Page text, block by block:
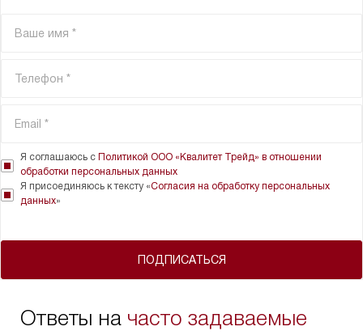
ПОДПИСАТЬСЯ
Я соглашаюсь с Политикой ООО «Квалитет Трейд» в отношении
обработки персональных данных
Я присоединяюсь к тексту «Согласия на обработку персональных
данных»
Ответы на часто задаваемые